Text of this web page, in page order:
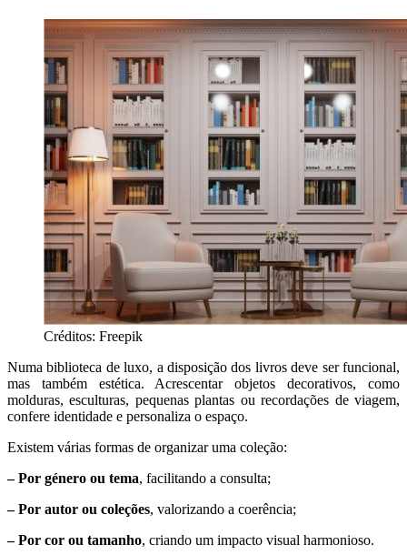
Créditos: Freepik
Numa biblioteca de luxo, a disposição dos livros deve ser funcional,
mas também estética. Acrescentar objetos decorativos, como
molduras, esculturas, pequenas plantas ou recordações de viagem,
confere identidade e personaliza o espaço.
Existem várias formas de organizar uma coleção:
– Por género ou tema, facilitando a consulta;
– Por autor ou coleções, valorizando a coerência;
– Por cor ou tamanho, criando um impacto visual harmonioso.